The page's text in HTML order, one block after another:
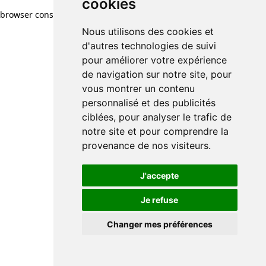
cookies
Nous utilisons des cookies et
d'autres technologies de suivi
pour améliorer votre expérience
de navigation sur notre site, pour
vous montrer un contenu
personnalisé et des publicités
ciblées, pour analyser le trafic de
notre site et pour comprendre la
provenance de nos visiteurs.
J'accepte
Je refuse
Changer mes préférences
browser console for more information)